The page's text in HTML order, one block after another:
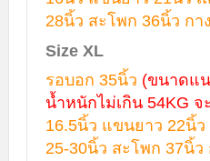
28นิ้ว สะโพก 36นิ้ว กา
Size XL
รอบอก 35นิ้ว (ขนาดแ
น้ำหนักไม่เกิน 54KG จ
16.5นิ้ว แขนยาว 22นิ้ว
25-30นิ้ว สะโพก 37นิ้ว